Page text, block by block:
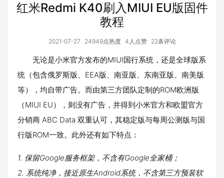
红米Redmi K40刷入MIUI EU版固件
教程
2021-07-27 24949点热度 4人点赞 22条评论
无论是小米官方发布的MIUI国行系统，还是全球版系
统（包含俄罗斯版、EEA版、南亚版、东南亚版、南美版
等），均自带广告。而由第三方团队定制的ROM欧洲版
（MIUI EU），则没有广告，并得到小米官方和欧盟官方
分销商 ABC Data 双重认可，其稳定版与每周公测版与国
行版ROM一致。此外还有如下特点：
1. 保留Google服务框架，不含有Google全家桶；
2. 系统纯净，接近原生Android系统，不含第三方预装软